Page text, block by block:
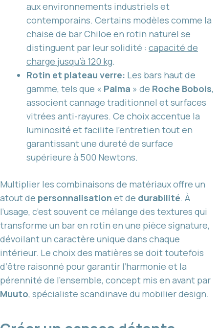
aux environnements industriels et
contemporains. Certains modèles comme la
chaise de bar Chiloe en rotin naturel se
distinguent par leur solidité : capacité de
charge jusqu’à 120 kg.
Rotin et plateau verre: Les bars haut de
gamme, tels que « Palma » de Roche Bobois,
associent cannage traditionnel et surfaces
vitrées anti-rayures. Ce choix accentue la
luminosité et facilite l’entretien tout en
garantissant une dureté de surface
supérieure à 500 Newtons.
Multiplier les combinaisons de matériaux offre un
atout de personnalisation et de durabilité. À
l’usage, c’est souvent ce mélange des textures qui
transforme un bar en rotin en une pièce signature,
dévoilant un caractère unique dans chaque
intérieur. Le choix des matières se doit toutefois
d’être raisonné pour garantir l’harmonie et la
pérennité de l’ensemble, concept mis en avant par
Muuto, spécialiste scandinave du mobilier design.